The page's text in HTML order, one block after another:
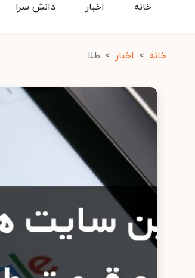
دانش سرا اخبار خانه
خانه اخبار طلا